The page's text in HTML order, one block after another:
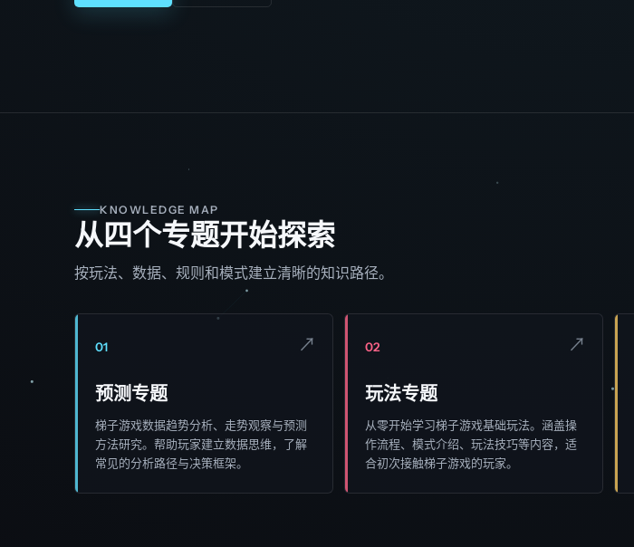
KNOWLEDGE MAP
从四个专题开始探索
按玩法、数据、规则和模式建立清晰的知识路径。
01 ↗
预测专题
梯子游戏数据趋势分析、走势观察与预测
方法研究。帮助玩家建立数据思维，了解
常见的分析路径与决策框架。
02 ↗
玩法专题
从零开始学习梯子游戏基础玩法。涵盖操
作流程、模式介绍、玩法技巧等内容，适
合初次接触梯子游戏的玩家。